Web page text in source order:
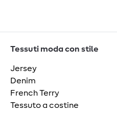
Tessuti moda con stile
Jersey
Denim
French Terry
Tessuto a costine